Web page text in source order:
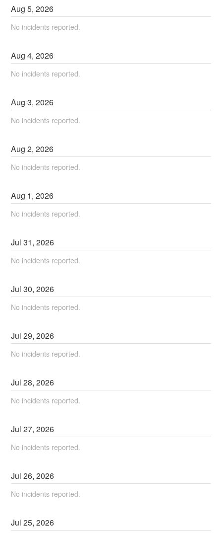
Aug5,2026
No incidents reported.
Aug4,2026
No incidents reported.
Aug3,2026
No incidents reported.
Aug2,2026
No incidents reported.
Aug 1,2026
No incidents reported.
Jul31,2026
No incidents reported.
Jul30,2026
No incidents reported.
Jul29,2026
No incidents reported.
Jul28,2026
No incidents reported.
Jul27,2026
No incidents reported.
Jul26,2026
No incidents reported.
Jul25,2026